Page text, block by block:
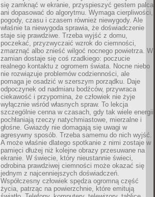
się zamknąć w ekranie, przyspieszyć gestem palca
ani dopasować do algorytmu. Wymaga cierpliwości,
pogody, czasu i czasem również niewygody. Ale
właśnie ta niewygoda sprawia, że doświadczenie
staje się prawdziwe. Trzeba wyjść z domu,
poczekać, przyzwyczaić wzrok do ciemności,
zmarznąć albo znieść wilgoć nocnego powietrza. W
zamian dostaje się coś rzadkiego: poczucie
realnego kontaktu z ogromem świata. Nocne niebo
nie rozwiązuje problemów codzienności, ale
pomaga je osadzić w szerszym porządku. Daje
odpoczynek od nadmiaru bodźców, przywraca
ciekawość i przypomina, że człowiek nie żyje
wyłącznie wśród własnych spraw. To lekcja
szczególnie cenna w czasach, gdy tak wiele energii
pochłaniają rzeczy natychmiastowe, mierzalne i
głośne. Gwiazdy nie domagają się uwagi w
agresywny sposób. Trzeba samemu do nich wyjść.
A może właśnie dlatego spotkanie z nimi zostaje w
pamięci dłużej niż kolejne obrazy przesuwane na
ekranie. W świecie, który nieustannie świeci,
odrobina prawdziwej ciemności może okazać się
jednym z najcenniejszych doświadczeń.
Współczesny człowiek spędza ogromną część
życia, patrząc na powierzchnie, które emitują